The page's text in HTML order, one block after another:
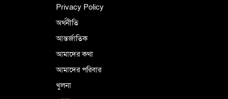
Privacy Policy
অর্থনীতি
আন্তর্জাতিক
আমাদের কথা
আমাদের পরিবার
খুলনা